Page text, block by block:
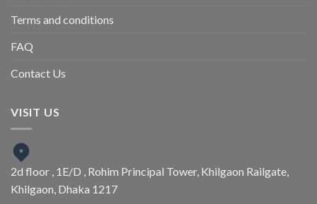
Terms and conditions
FAQ
Contact Us
VISIT US
2d floor , 1E/D , Rohim Principal Tower, Khilgaon Railgate,
Khilgaon, Dhaka 1217